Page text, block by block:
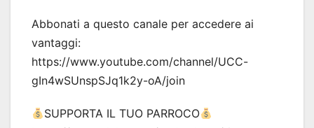
Abbonati a questo canale per accedere ai
vantaggi:
https://www.youtube.com/channel/UCC-
gIn4wSUnspSJq1k2y-oA/join
SUPPORTA IL TUO PARROCO